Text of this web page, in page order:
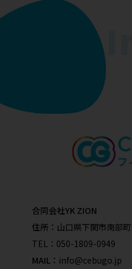
合同会社YK ZION
住所： 山口県下関市南部
TEL： 050-1809-0949
MAIL： info@cebugo.jp